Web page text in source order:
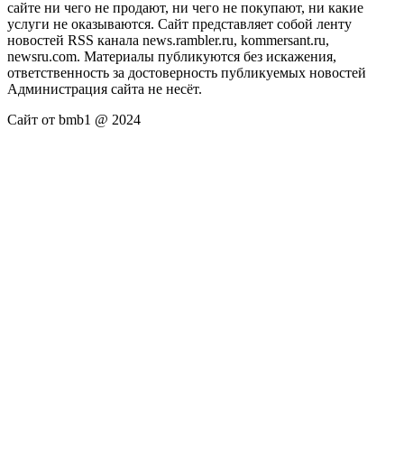
сайте ни чего не продают, ни чего не покупают, ни какие
услуги не оказываются. Сайт представляет собой ленту
новостей RSS канала news.rambler.ru, kommersant.ru,
newsru.com. Материалы публикуются без искажения,
ответственность за достоверность публикуемых новостей
Администрация сайта не несёт.
Сайт от bmb1 @ 2024